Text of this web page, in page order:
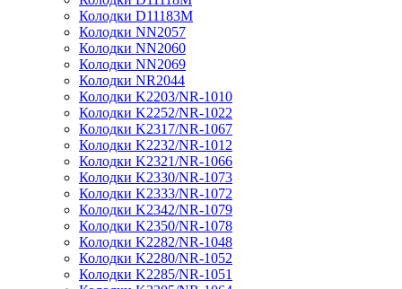
Колодки D11183M
Колодки NN2057
Колодки NN2060
Колодки NN2069
Колодки NR2044
Колодки K2203/NR-1010
Колодки K2252/NR-1022
Колодки K2317/NR-1067
Колодки K2232/NR-1012
Колодки K2321/NR-1066
Колодки K2330/NR-1073
Колодки K2333/NR-1072
Колодки K2342/NR-1079
Колодки K2350/NR-1078
Колодки K2282/NR-1048
Колодки K2280/NR-1052
Колодки K2285/NR-1051